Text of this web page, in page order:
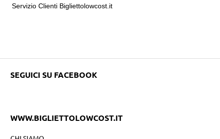
Servizio Clienti Bigliettolowcost.it
SEGUICI SU FACEBOOK
WWW.BIGLIETTOLOWCOST.IT